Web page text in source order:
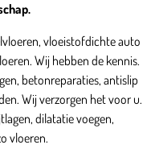
vloeistofdichte auto
Wij hebben de kennis.
betonreparaties, antislip
Wij verzorgen het voor u.
dilatatie voegen,
vloeren.